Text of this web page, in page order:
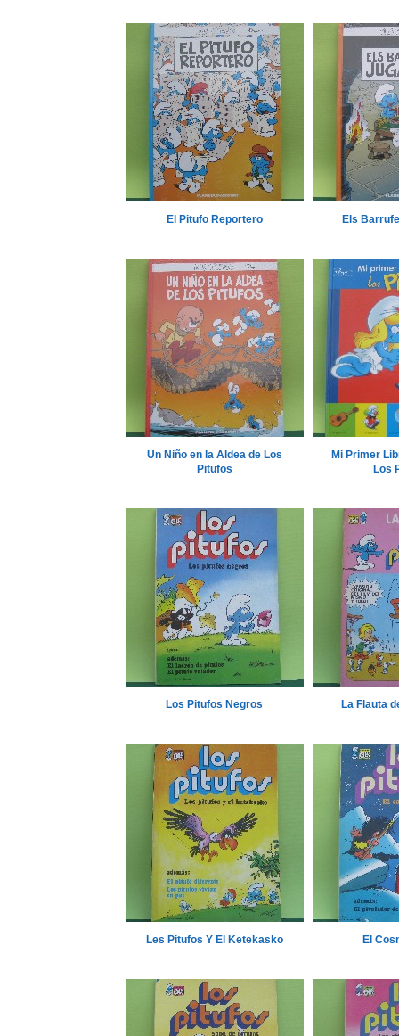
El Pitufo Reportero Els
Un Niño en la Aldea de Los
Pitufos
Mi Primer
Los
Los Pitufos Negros La Flauta
Les Pitufos Y El Ketekasko El